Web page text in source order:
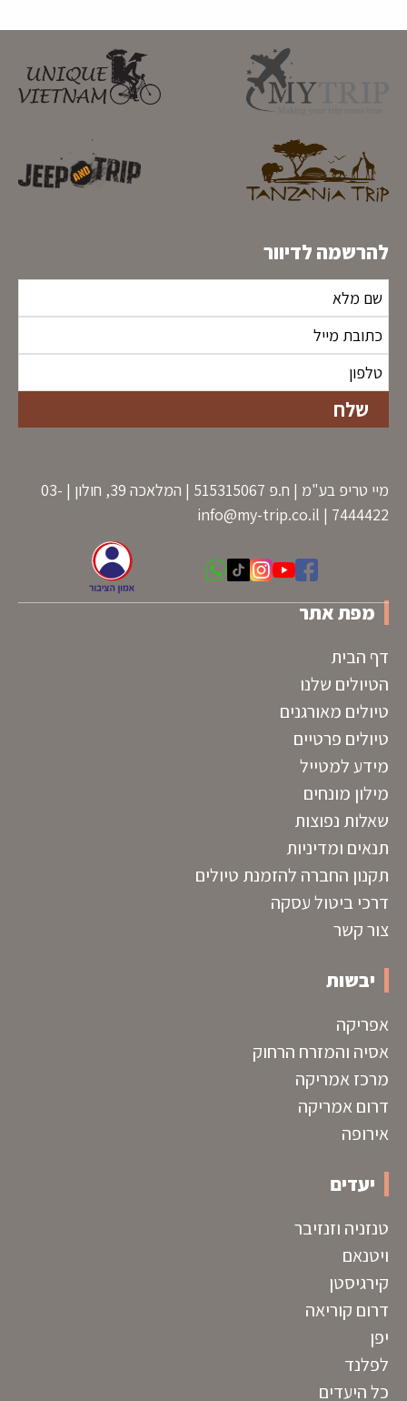
להרשמה לדיוור
מיי טריפ בע"מ | ח.פ 515315067 | המלאכה 39, חולון | 03-
7444422 |
info@my-trip.co.il
מפת אתר
דף הבית
הטיולים שלנו
טיולים מאורגנים
טיולים פרטיים
מידע למטייל
מילון מונחים
שאלות נפוצות
תנאים ומדיניות
תקנון החברה להזמנת טיולים
דרכי ביטול עסקה
צור קשר
יבשות
אפריקה
אסיה והמזרח הרחוק
מרכז אמריקה
דרום אמריקה
אירופה
יעדים
טנזניה וזנזיבר
ויטנאם
קירגיסטן
דרום קוריאה
יפן
לפלנד
כל היעדים